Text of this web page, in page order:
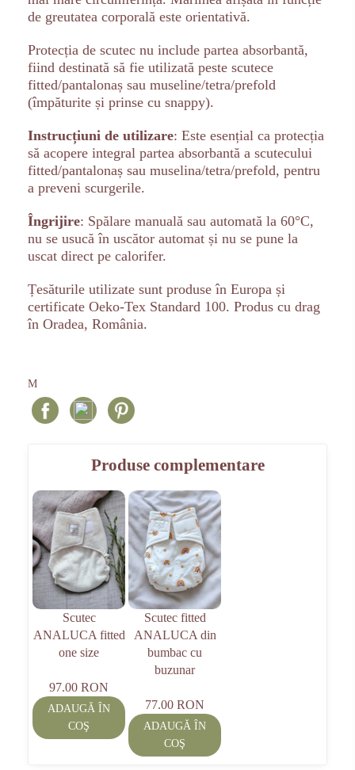
de greutatea corporală este orientativă.
Protecția de scutec nu include partea absorbantă,
fiind destinată să fie utilizată peste scutece
fitted/pantalonaș sau museline/tetra/prefold
(împăturite și prinse cu snappy).
Instrucțiuni de utilizare: Este esențial ca protecția
să acopere integral partea absorbantă a scutecului
fitted/pantalonaș sau muselina/tetra/prefold, pentru
a preveni scurgerile.
Îngrijire: Spălare manuală sau automată la 60°C,
nu se usucă în uscător automat și nu se pune la
uscat direct pe calorifer.
Țesăturile utilizate sunt produse în Europa și
certificate Oeko-Tex Standard 100. Produs cu drag
în Oradea, România.
M
Produse complementare
Scutec
ANALUCA fitted
one size
97.00 RON
ADAUGĂ ÎN
COŞ
Scutec fitted
ANALUCA din
bumbac cu
buzunar
77.00 RON
ADAUGĂ ÎN
COŞ